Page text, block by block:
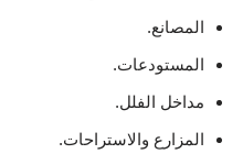
المصانع.
المستودعات.
مداخل الفلل.
المزارع والاستراحات.